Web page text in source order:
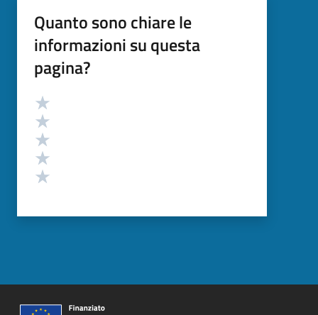
Quanto sono chiare le
informazioni su questa
pagina?
Valutazione